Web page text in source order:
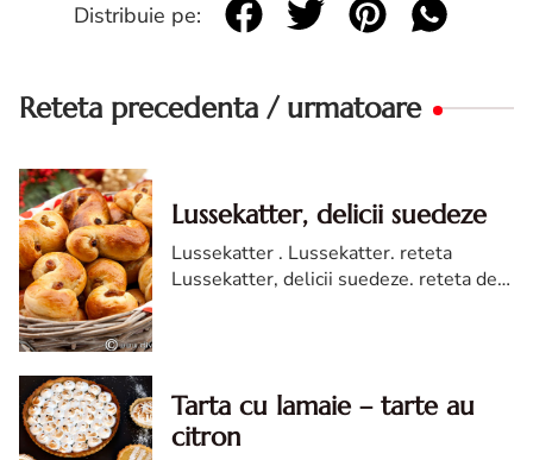
Distribuie pe:
Reteta precedenta / urmatoare
Lussekatter, delicii suedeze
Lussekatter . Lussekatter. reteta
Lussekatter, delicii suedeze. reteta de
Tarta cu lamaie – tarte au
citron